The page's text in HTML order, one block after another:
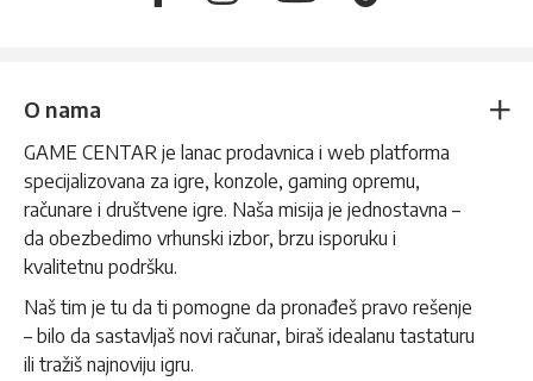
O nama
GAME CENTAR je lanac prodavnica i web platforma
specijalizovana za igre, konzole, gaming opremu,
računare i društvene igre. Naša misija je jednostavna –
da obezbedimo vrhunski izbor, brzu isporuku i
kvalitetnu podršku.
Naš tim je tu da ti pomogne da pronađeš pravo rešenje
– bilo da sastavljaš novi računar, biraš idealanu tastaturu
ili tražiš najnoviju igru.